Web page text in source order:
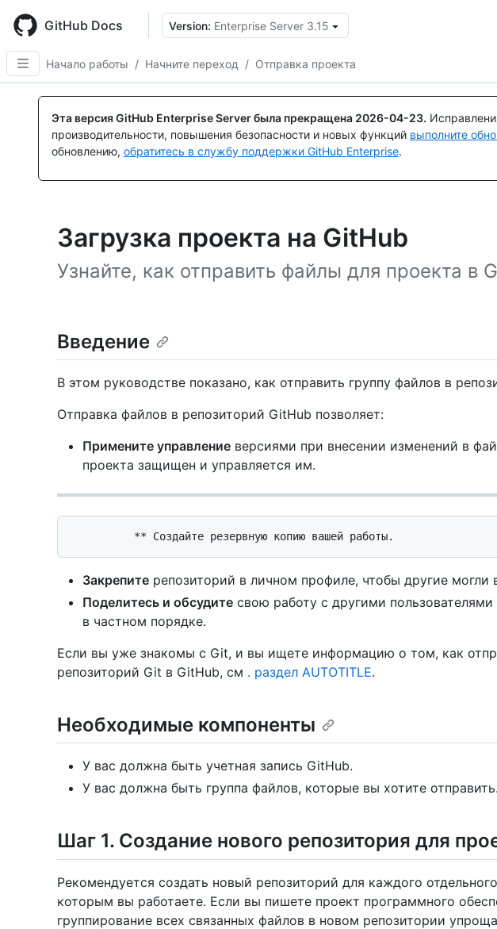
main
content
GitHub Docs Version: Enterprise Server 3.15
Начало работы / Начните переход / Отправка проекта
Эта версия GitHub Enterprise Server была прекращена 2026-04-23.
производительности, повышения безопасности и новых функций выполните
обновлению, обратитесь в службу поддержки GitHub Enterprise.
Загрузка проекта на GitHub
Узнайте, как отправить файлы для проекта в
Введение
В этом руководстве показано, как отправить группу файлов в
Отправка файлов в репозиторий GitHub позволяет:
Примените управление версиями при внесении изменений в
проекта защищен и управляется им.
Закрепите репозиторий в личном профиле, чтобы другие могли
Поделитесь и обсудите свою работу с другими
в частном порядке.
Если вы уже знакомы с Git, и вы ищете информацию о том, как
репозиторий Git в GitHub, см . раздел AUTOTITLE.
Необходимые компоненты
У вас должна быть учетная запись GitHub.
У вас должна быть группа файлов, которые вы хотите отправить.
Шаг 1. Создание нового репозитория для
Рекомендуется создать новый репозиторий для каждого
которым вы работаете. Если вы пишете проект программного
группирование всех связанных файлов в новом репозитории